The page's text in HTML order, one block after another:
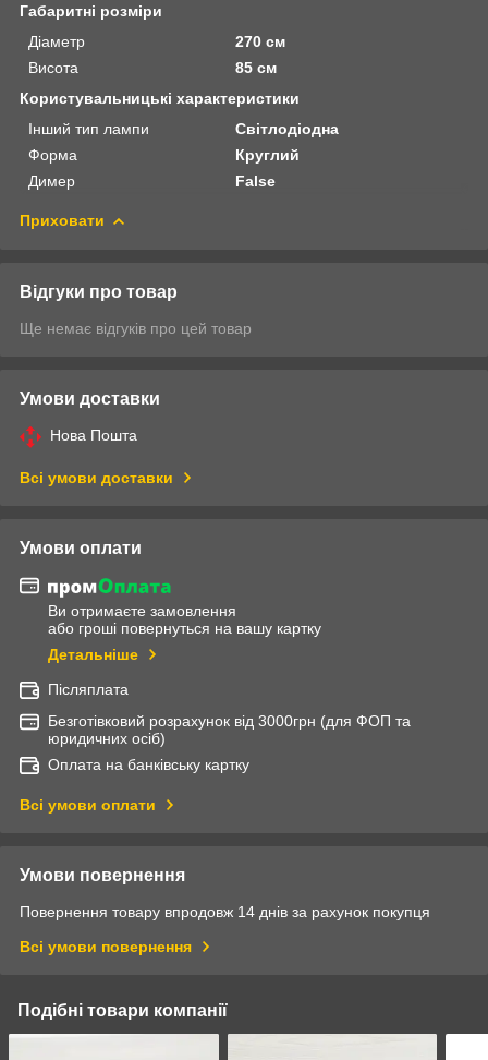
Габаритні розміри
Діаметр
270 см
Висота
85 см
Користувальницькі характеристики
Інший тип лампи
Світлодіодна
Форма
Круглий
Димер
False
Приховати
Відгуки про товар
Ще немає відгуків про цей товар
Умови доставки
Нова Пошта
Всі умови доставки
Умови оплати
Ви отримаєте замовлення
або гроші повернуться на вашу картку
Детальніше
Післяплата
Безготівковий розрахунок від 3000грн (для ФОП та
юридичних осіб)
Оплата на банківську картку
Всі умови оплати
Умови повернення
Повернення товару впродовж 14 днів за рахунок покупця
Всі умови повернення
Подібні товари компанії